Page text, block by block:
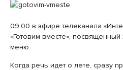
09:00 в эфире телеканала
«Готовим вместе»,
меню.
Когда речь идет о лете, сразу